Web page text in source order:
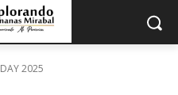
2025